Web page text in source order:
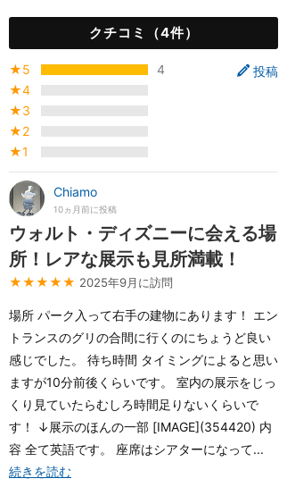
クチコミ（4件）
投稿
★5
4
★4
★3
★2
★1
Chiamo
10ヵ月前に投稿
ウォルト・ディズニーに会える場
所！レアな展示も見所満載！
★★★★★ 2025年9月に訪問
場所 パーク入って右手の建物にあります！ エン
トランスのグリの合間に行くのにちょうど良い
感じでした。 待ち時間 タイミングによると思い
ますが10分前後くらいです。 室内の展示をじっ
くり見ていたらむしろ時間足りないくらいで
す！ ↓展示のほんの一部 [IMAGE](354420) 内
容 全て英語です。 座席はシアターになって...
続きを読む